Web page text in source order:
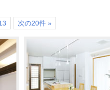
次の20件 »